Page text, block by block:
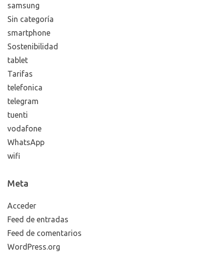
samsung
Sin categoría
smartphone
Sostenibilidad
tablet
Tarifas
telefonica
telegram
tuenti
vodafone
WhatsApp
wifi
Meta
Acceder
Feed de entradas
Feed de comentarios
WordPress.org